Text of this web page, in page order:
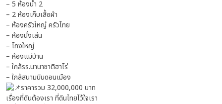
– 5 ห้องน้ำ 2
– 2 ห้องเก็บเสื้อผ้า
– ห้องครัวใหญ๋ ครัวไทย
– ห้องนั่งเล่น
– โถงใหญ่
– ห้องแม่บ้าน
– ใกล้รร.นานาชาติฮาโร่
– ใกล้สนามบินดอนเมือง
ราคารวม 32,000,000 บาท
เรื่องที่ดินต้องเรา ที่ดินไทยไว้ใจเรา